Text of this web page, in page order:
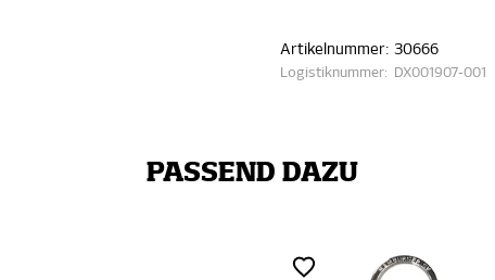
Artikelnummer: 30666
Logistiknummer: DX001907-001
PASSEND DAZU